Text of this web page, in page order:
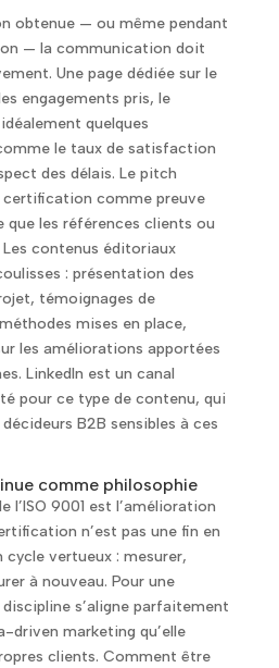
obtenue — ou même pendant
— la communication doit
Une page dédiée sur le
engagements pris, le
quelques
le taux de satisfaction
des délais. Le pitch
comme preuve
les références clients ou
contenus éditoriaux
: présentation des
témoignages de
mises en place,
les améliorations apportées
LinkedIn est un canal
pour ce type de contenu, qui
B2B sensibles à ces
comme philosophie
l’ISO 9001 est l’amélioration
n’est pas une fin en
cycle vertueux : mesurer,
à nouveau. Pour une
s’aligne parfaitement
driven marketing qu’elle
clients. Comment être